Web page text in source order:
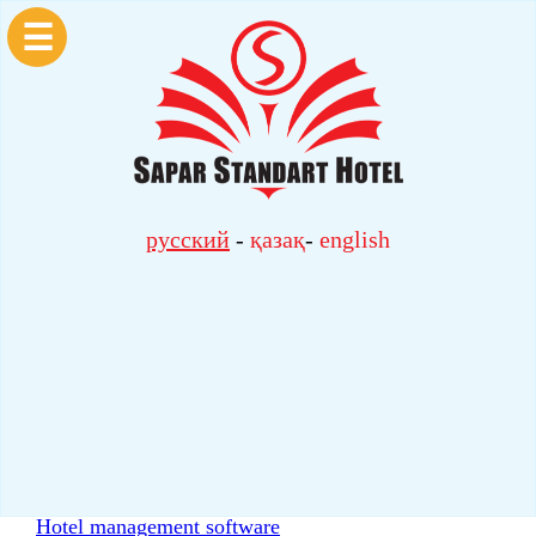
☰
русский - қазақ- english
Hotel management software